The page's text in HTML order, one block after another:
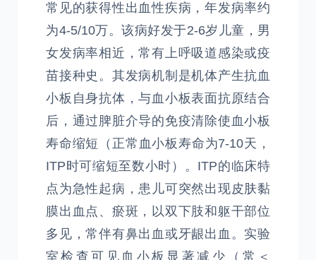
常见的获得性出血性疾病，年发病率约
为4-5/10万。该病好发于2-6岁儿童，男
女发病率相近，常有上呼吸道感染或疫
苗接种史。其发病机制是机体产生抗血
小板自身抗体，与血小板表面抗原结合
后，通过脾脏介导的免疫清除使血小板
寿命缩短（正常血小板寿命为7-10天，
ITP时可缩短至数小时）。ITP的临床特
点为急性起病，患儿可突然出现皮肤黏
膜出血点、瘀斑，以双下肢和躯干部位
多见，常伴有鼻出血或牙龈出血。实验
室检查可见血小板显著减少（常＜